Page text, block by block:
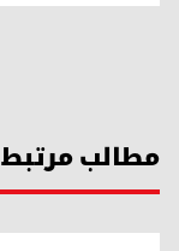
مطالب مرتبط